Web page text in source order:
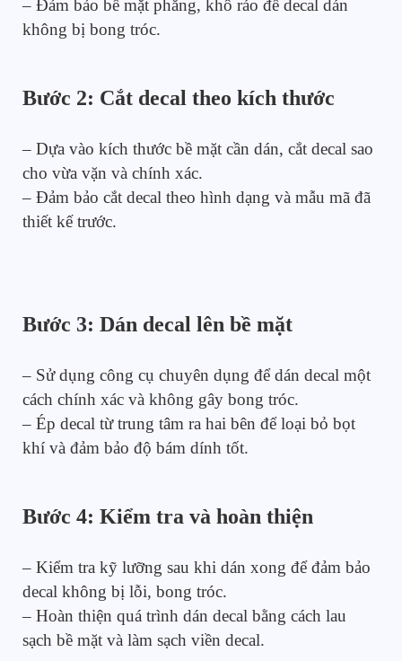
– Đảm bảo bề mặt phẳng, khô ráo để decal dán
không bị bong tróc.
Bước 2: Cắt decal theo kích thước
– Dựa vào kích thước bề mặt cần dán, cắt decal sao
cho vừa vặn và chính xác.
– Đảm bảo cắt decal theo hình dạng và mẫu mã đã
thiết kế trước.
Bước 3: Dán decal lên bề mặt
– Sử dụng công cụ chuyên dụng để dán decal một
cách chính xác và không gây bong tróc.
– Ép decal từ trung tâm ra hai bên để loại bỏ bọt
khí và đảm bảo độ bám dính tốt.
Bước 4: Kiểm tra và hoàn thiện
– Kiểm tra kỹ lưỡng sau khi dán xong để đảm bảo
decal không bị lỗi, bong tróc.
– Hoàn thiện quá trình dán decal bằng cách lau
sạch bề mặt và làm sạch viền decal.